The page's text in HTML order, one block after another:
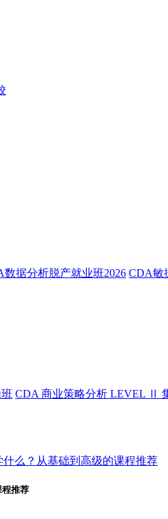
数据分析脱产就业班2026 CDA敏
CDA 商业策略分析 LEVEL Ⅱ
么？从基础到高级的课程推荐
程推荐